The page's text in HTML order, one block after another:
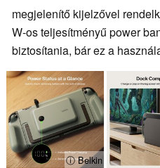
megjelenítő kijelzővel
W-os teljesítményű power
biztosítania, bár ez a
ⓘ Belkin